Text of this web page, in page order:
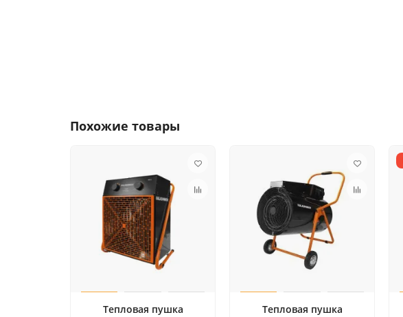
Похожие товары
Тепловая пушка
Тепловая пушка